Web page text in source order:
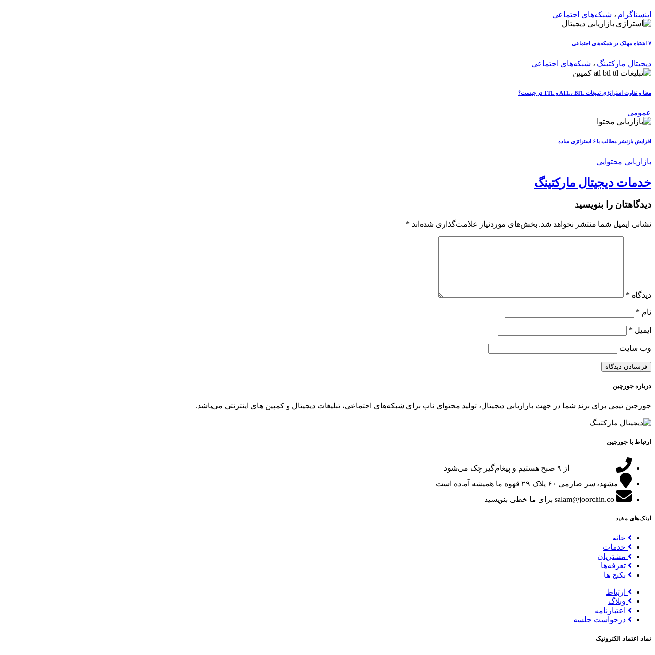
اینستاگرام ، شبکه‌های اجتماعی
۷ اشتباه مهلک در شبکه‌های اجتماعی
دیجیتال مارکتینگ ، شبکه‌های اجتماعی
معنا و تفاوت استراتژی تبلیغات ATL ، BTL و TTL در چیست؟
عمومی
افزایش بازنشر مطالب با ۶ استراتژی ساده
بازاریابی محتوایی
خدمات دیجیتال مارکتینگ
دیدگاهتان را بنویسید
نشانی ایمیل شما منتشر نخواهد شد. بخش‌های موردنیاز علامت‌گذاری شده‌اند *
دیدگاه *
نام *
ایمیل *
وب‌ سایت
درباره جورچین
جورچین تیمی برای برند شما در جهت بازاریابی دیجیتال، تولید محتوای ناب برای شبکه‌های اجتماعی، تبلیغات دیجیتال و کمپین های اینترنتی می‌باشد.
ارتباط با جورچین
از ۹ صبح هستیم و پیغام‌گیر چک می‌شود
مشهد، سر صارمی ۶۰ پلاک ۲۹
قهوه ما همیشه آماده است
salam@joorchin.co برای ما خطی بنویسید
لینک‌های مفید
خانه
خدمات
مشتریان
تعرفه‌ها
پکیج ها
ارتباط
وبلاگ
اعتبارنامه
درخواست جلسه
نماد اعتماد الکترونیک